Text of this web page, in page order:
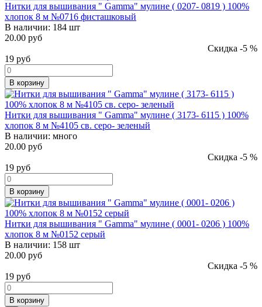
Нитки для вышивания " Gamma" мулине ( 0207- 0819 ) 100%
хлопок 8 м №0716 фисташковый
В наличии: 184 шт
20.00 руб
Скидка -5 %
19 руб
В корзину
Нитки для вышивания " Gamma" мулине ( 3173- 6115 ) 100%
хлопок 8 м №4105 св. серо- зеленый
В наличии: много
20.00 руб
Скидка -5 %
19 руб
В корзину
Нитки для вышивания " Gamma" мулине ( 0001- 0206 ) 100%
хлопок 8 м №0152 серый
В наличии: 158 шт
20.00 руб
Скидка -5 %
19 руб
В корзину